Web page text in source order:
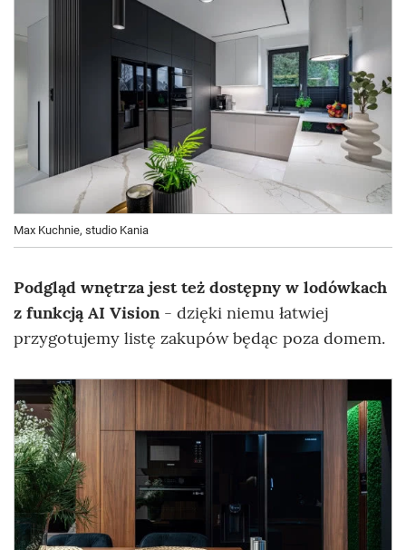
Max Kuchnie, studio Kania
Podgląd wnętrza jest też dostępny w lodówkach
z funkcją AI Vision - dzięki niemu łatwiej
przygotujemy listę zakupów będąc poza domem.